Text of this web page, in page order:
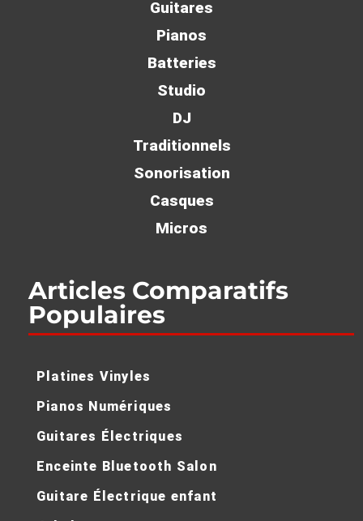
Guitares
Pianos
Batteries
Studio
DJ
Traditionnels
Sonorisation
Casques
Micros
Articles Comparatifs
Populaires
Platines Vinyles
Pianos Numériques
Guitares Électriques
Enceinte Bluetooth Salon
Guitare Électrique enfant